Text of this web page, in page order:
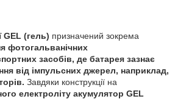
GEL (гель) призначений зокрема
фотогальванічних
засобів, де батарея зазнає
від імпульсних джерел, наприклад,
Завдяки конструкції на
електроліту акумулятор GEL